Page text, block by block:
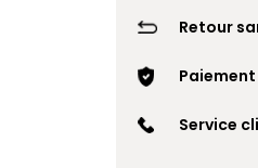
Retour
Service